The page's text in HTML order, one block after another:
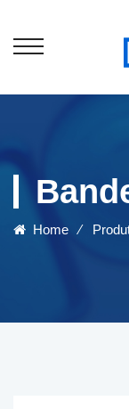
Home ⁄